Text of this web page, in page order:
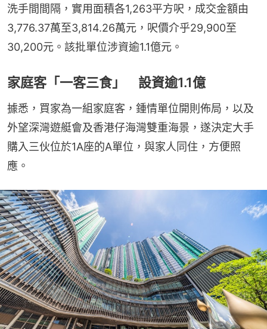
洗手間間隔，實用面積各1,263平方呎，成交金額由
3,776.37萬至3,814.26萬元，呎價介乎29,900至
30,200元。該批單位涉資逾1.1億元。
家庭客「一客三食」 設資逾1.1億
據悉，買家為一組家庭客，鍾情單位開則佈局，以及
外望深灣遊艇會及香港仔海灣雙重海景，遂決定大手
購入三伙位於1A座的A單位，與家人同住，方便照
應。